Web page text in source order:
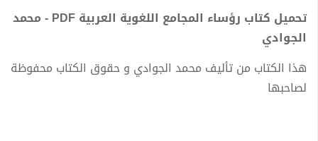
تحميل كتاب رؤساء المجامع اللغوية العربية PDF - محمد
الجوادي
هذا الكتاب من تأليف محمد الجوادي و حقوق الكتاب محفوظة
لصاحبها